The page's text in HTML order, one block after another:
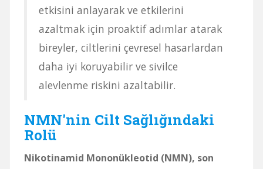
etkisini anlayarak ve etkilerini
azaltmak için proaktif adımlar atarak
bireyler, ciltlerini çevresel hasarlardan
daha iyi koruyabilir ve sivilce
alevlenme riskini azaltabilir.
NMN'nin Cilt Sağlığındaki
Rolü
Nikotinamid Mononükleotid (NMN), son